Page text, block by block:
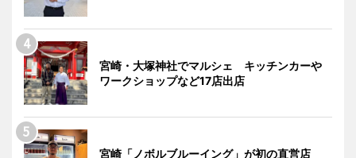
宮崎・大塚神社でマルシェ キッチンカーや
ワークショップなど17店出店
宮崎「ノボルブルーイング」が初の直営店